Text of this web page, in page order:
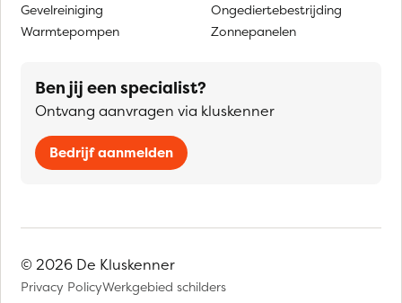
Gevelreiniging
Warmtepompen
Ongediertebestrijding
Zonnepanelen
Ben jij een specialist?
Ontvang aanvragen via kluskenner
Bedrijf aanmelden
© 2026 De Kluskenner
Privacy PolicyWerkgebied schilders